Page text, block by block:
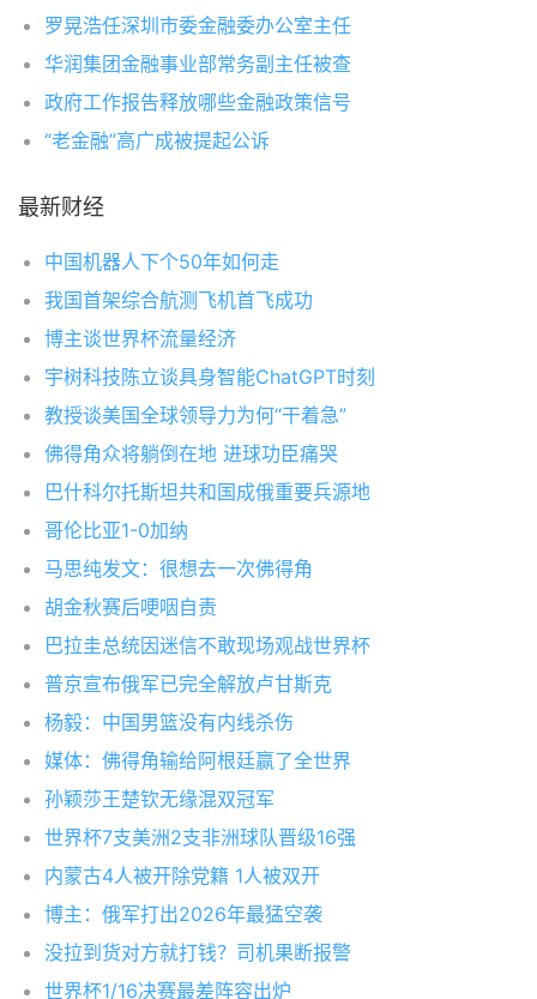
罗晃浩任深圳市委金融委办公室主任
华润集团金融事业部常务副主任被查
政府工作报告释放哪些金融政策信号
“老金融”高广成被提起公诉
最新财经
中国机器人下个50年如何走
我国首架综合航测飞机首飞成功
博主谈世界杯流量经济
宇树科技陈立谈具身智能ChatGPT时刻
教授谈美国全球领导力为何“干着急”
佛得角众将躺倒在地 进球功臣痛哭
巴什科尔托斯坦共和国成俄重要兵源地
哥伦比亚1-0加纳
马思纯发文：很想去一次佛得角
胡金秋赛后哽咽自责
巴拉圭总统因迷信不敢现场观战世界杯
普京宣布俄军已完全解放卢甘斯克
杨毅：中国男篮没有内线杀伤
媒体：佛得角输给阿根廷赢了全世界
孙颖莎王楚钦无缘混双冠军
世界杯7支美洲2支非洲球队晋级16强
内蒙古4人被开除党籍 1人被双开
博主：俄军打出2026年最猛空袭
没拉到货对方就打钱？司机果断报警
世界杯1/16决赛最差阵容出炉